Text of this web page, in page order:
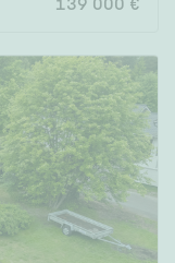
139 000 €